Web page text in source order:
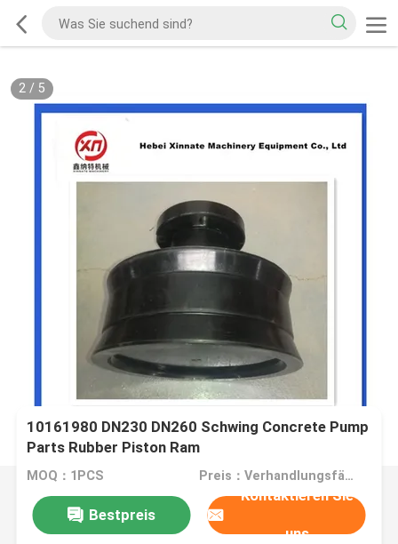
2/ 5
10161980 DN230 DN260 Schwing Concrete Pump
Parts Rubber Piston Ram
MOQ：1PCS Preis：Verhandlungsfähig
Bestpreis
Kontaktieren Sie
uns